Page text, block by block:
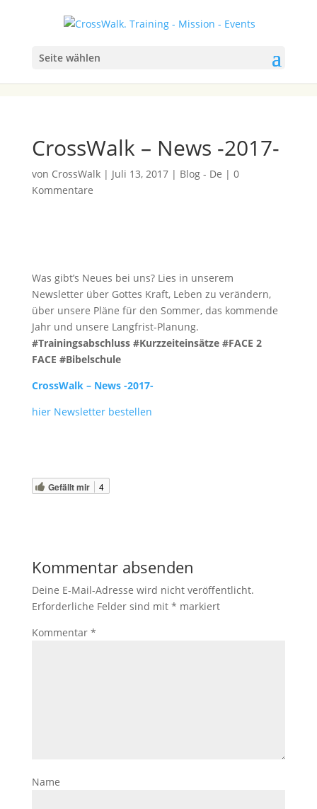
Seite wählen
CrossWalk – News -2017-
von CrossWalk| Juli 13, 2017| Blog - De | 0
Kommentare
Was gibt’s Neues bei uns? Lies in unserem
Newsletter über Gottes Kraft, Leben zu verändern,
über unsere Pläne für den Sommer, das kommende
Jahr und unsere Langfrist-Planung.
#Trainingsabschluss #Kurzzeiteinsätze #FACE 2
FACE #Bibelschule
CrossWalk – News -2017-
hier Newsletter bestellen
Gefällt mir 4
Kommentar absenden
Deine E-Mail-Adresse wird nicht veröffentlicht.
Erforderliche Felder sind mit * markiert
Kommentar *
Name